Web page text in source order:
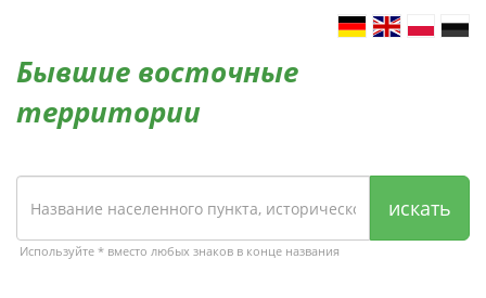
Бывшие восточные
территории
искать
Используйте * вместо любых знаков в конце названия